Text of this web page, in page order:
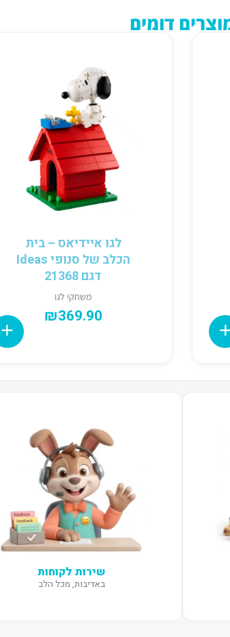
דומים
לגו איידיאס – בית
הכלב של סנופי Ideas
דגם 21368
משחקי לגו
₪369.90
שירות לקוחות
באדיבות, מכל הלב